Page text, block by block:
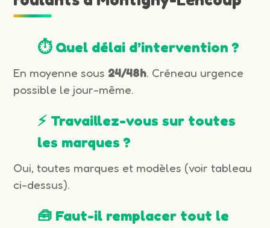
⏱️ Quel délai d’intervention ?
En moyenne sous 24/48h. Créneau urgence
possible le jour-même.
⚡ Travaillez-vous sur toutes
les marques ?
Oui, toutes marques et modèles (voir tableau
ci-dessus).
🧰 Faut-il remplacer tout le